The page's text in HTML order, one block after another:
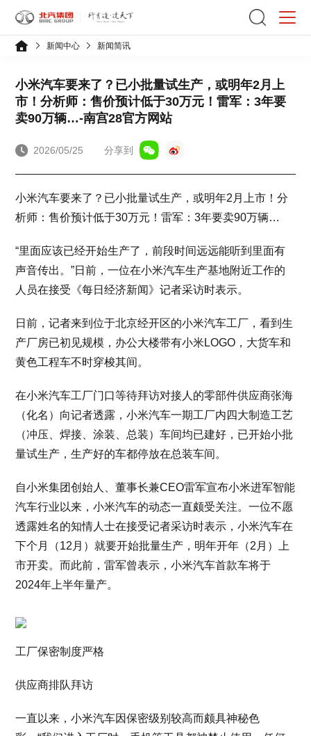
新闻中心 新闻简讯
小米汽车要来了？已小批量试生产，或明年2月上
市！分析师：售价预计低于30万元！雷军：3年要
卖90万辆…-南宫28官方网站
2026/05/25 分享到
小米汽车要来了？已小批量试生产，或明年2月上市！分
析师：售价预计低于30万元！雷军：3年要卖90万辆…
“里面应该已经开始生产了，前段时间远远能听到里面有
声音传出。”日前，一位在小米汽车生产基地附近工作的
人员在接受《每日经济新闻》记者采访时表示。
日前，记者来到位于北京经开区的小米汽车工厂，看到生
产厂房已初见规模，办公大楼带有小米LOGO，大货车和
黄色工程车不时穿梭其间。
在小米汽车工厂门口等待拜访对接人的零部件供应商张海
（化名）向记者透露，小米汽车一期工厂内四大制造工艺
（冲压、焊接、涂装、总装）车间均已建好，已开始小批
量试生产，生产好的车都停放在总装车间。
自小米集团创始人、董事长兼CEO雷军宣布小米进军智能
汽车行业以来，小米汽车的动态一直颇受关注。一位不愿
透露姓名的知情人士在接受记者采访时表示，小米汽车在
下个月（12月）就要开始批量生产，明年开年（2月）上
市开卖。而此前，雷军曾表示，小米汽车首款车将于
2024年上半年量产。
工厂保密制度严格
供应商排队拜访
一直以来，小米汽车因保密级别较高而颇具神秘色